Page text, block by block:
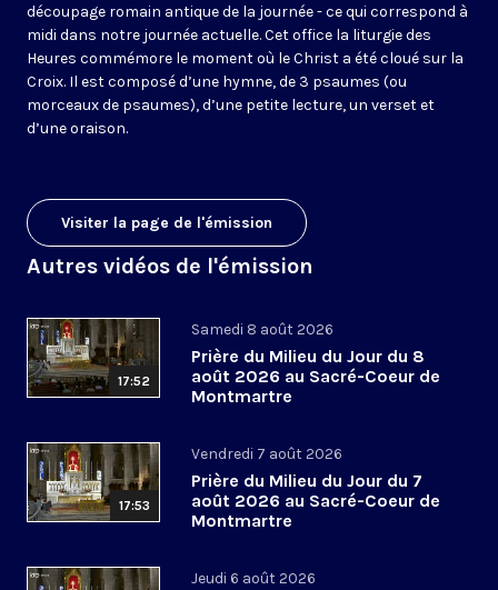
découpage romain antique de la journée - ce qui correspond à
midi dans notre journée actuelle. Cet office la liturgie des
Heures commémore le moment où le Christ a été cloué sur la
Croix. Il est composé d’une hymne, de 3 psaumes (ou
morceaux de psaumes), d’une petite lecture, un verset et
d’une oraison.
Visiter la page de l'émission
Autres vidéos de l'émission
17:52
Samedi 8 août 2026
Prière du Milieu du Jour du 8
août 2026 au Sacré-Coeur de
Montmartre
17:53
Vendredi 7 août 2026
Prière du Milieu du Jour du 7
août 2026 au Sacré-Coeur de
Montmartre
Jeudi 6 août 2026